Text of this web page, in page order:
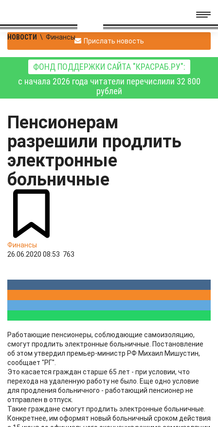
НОВОСТИ \ Финансы Прислать новость
ФОНД ПОДДЕРЖКИ САЙТА "КРАСРАБ.РУ":
с начала 2026 года читатели перечислили 32 800
рублей
Пенсионерам
разрешили продлить
электронные
больничные
Финансы
26.06.2020 08:53 763
Работающие пенсионеры, соблюдающие самоизоляцию,
смогут продлить электронные больничные. Постановление
об этом утвердил премьер-министр РФ Михаил Мишустин,
сообщает "РГ".
Это касается граждан старше 65 лет - при условии, что
перехода на удаленную работу не было. Еще одно условие
для продления больничного - работающий пенсионер не
отправлен в отпуск.
Такие граждане смогут продлить электронные больничные.
Конкретнее, им оформят новый больничный сроком действия